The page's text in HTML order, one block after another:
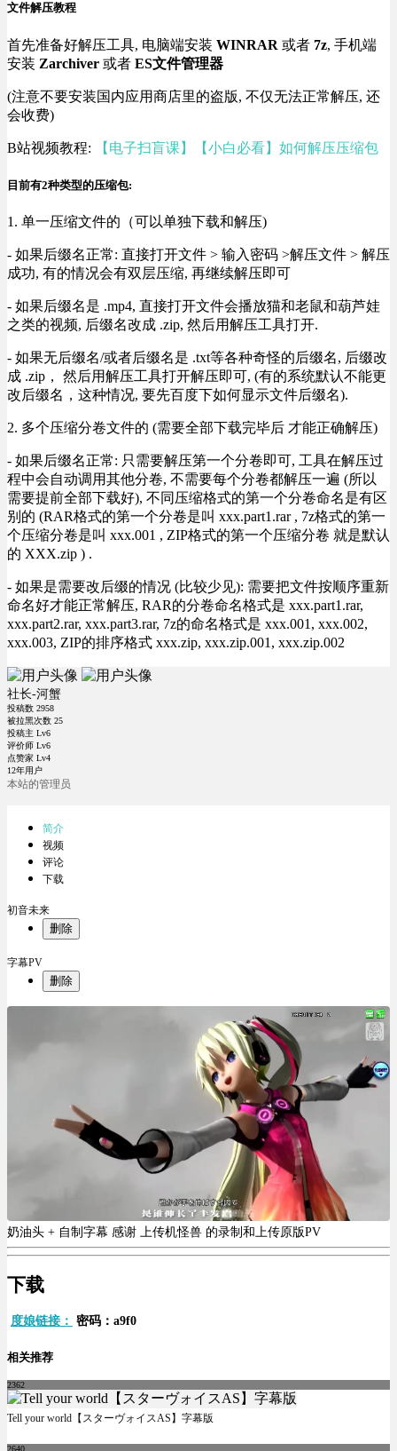
文件解压教程
首先准备好解压工具, 电脑端安装 WINRAR 或者 7z, 手机端
安装 Zarchiver 或者 ES文件管理器
(注意不要安装国内应用商店里的盗版, 不仅无法正常解压, 还
会收费)
B站视频教程: 【电子扫盲课】【小白必看】如何解压压缩包
目前有2种类型的压缩包:
1. 单一压缩文件的（可以单独下载和解压)
- 如果后缀名正常: 直接打开文件 > 输入密码 >解压文件 > 解压
成功, 有的情况会有双层压缩, 再继续解压即可
- 如果后缀名是 .mp4, 直接打开文件会播放猫和老鼠和葫芦娃
之类的视频, 后缀名改成 .zip, 然后用解压工具打开.
- 如果无后缀名/或者后缀名是 .txt等各种奇怪的后缀名, 后缀改
成 .zip， 然后用解压工具打开解压即可, (有的系统默认不能更
改后缀名，这种情况, 要先百度下如何显示文件后缀名).
2. 多个压缩分卷文件的 (需要全部下载完毕后 才能正确解压)
- 如果后缀名正常: 只需要解压第一个分卷即可, 工具在解压过
程中会自动调用其他分卷, 不需要每个分卷都解压一遍 (所以
需要提前全部下载好), 不同压缩格式的第一个分卷命名是有区
别的 (RAR格式的第一个分卷是叫 xxx.part1.rar , 7z格式的第一
个压缩分卷是叫 xxx.001 , ZIP格式的第一个压缩分卷 就是默认
的 XXX.zip ) .
- 如果是需要改后缀的情况 (比较少见): 需要把文件按顺序重新
命名好才能正常解压, RAR的分卷命名格式是 xxx.part1.rar,
xxx.part2.rar, xxx.part3.rar, 7z的命名格式是 xxx.001, xxx.002,
xxx.003, ZIP的排序格式 xxx.zip, xxx.zip.001, xxx.zip.002
社长-河蟹
投稿数 2958
被拉黑次数 25
投稿主 Lv6
评价师 Lv6
点赞家 Lv4
12年用户
本站的管理员
简介
视频
评论
下载
初音未来
删除
字幕PV
删除
奶油头 + 自制字幕 感谢 上传机怪兽 的录制和上传原版PV
下载
度娘链接： 密码：a9f0
相关推荐
2362
Tell your world【スターヴォイスAS】字幕版
2640